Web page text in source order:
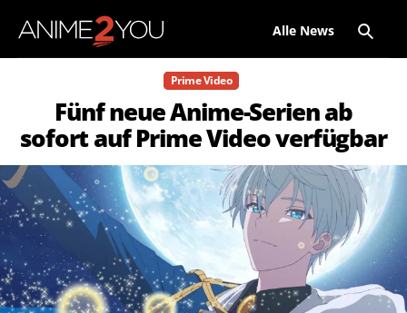
Alle News
Prime Video
Fünf neue Anime-Serien ab
sofort auf Prime Video verfügbar